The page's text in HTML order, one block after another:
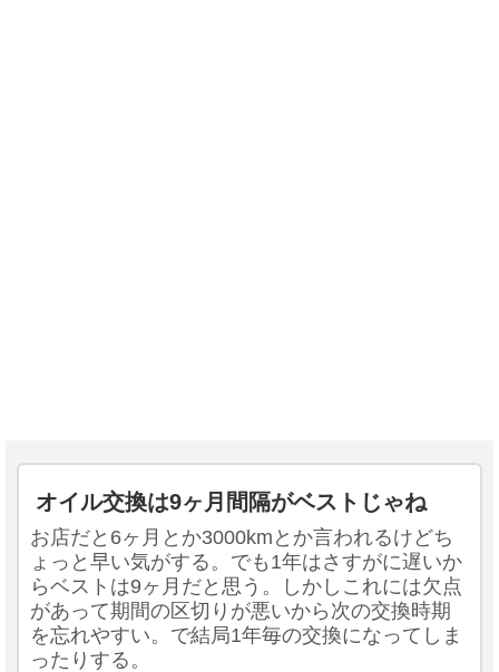
オイル交換は9ヶ月間隔がベストじゃね
お店だと6ヶ月とか3000kmとか言われるけどち
ょっと早い気がする。でも1年はさすがに遅いか
らベストは9ヶ月だと思う。しかしこれには欠点
があって期間の区切りが悪いから次の交換時期
を忘れやすい。で結局1年毎の交換になってしま
ったりする。